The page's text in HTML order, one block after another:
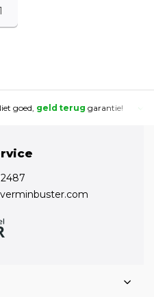
goed, geld terug garantie!